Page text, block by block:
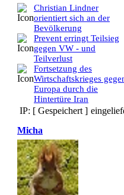
Christian Lindner
orientiert sich an der
Bevölkerung
Prevent erringt Teilsieg
gegen VW - und
Teilverlust
Fortsetzung des
Wirtschaftskrieges
Europa durch die
Hintertüre Iran
IP: [ Gespeichert ]
Micha